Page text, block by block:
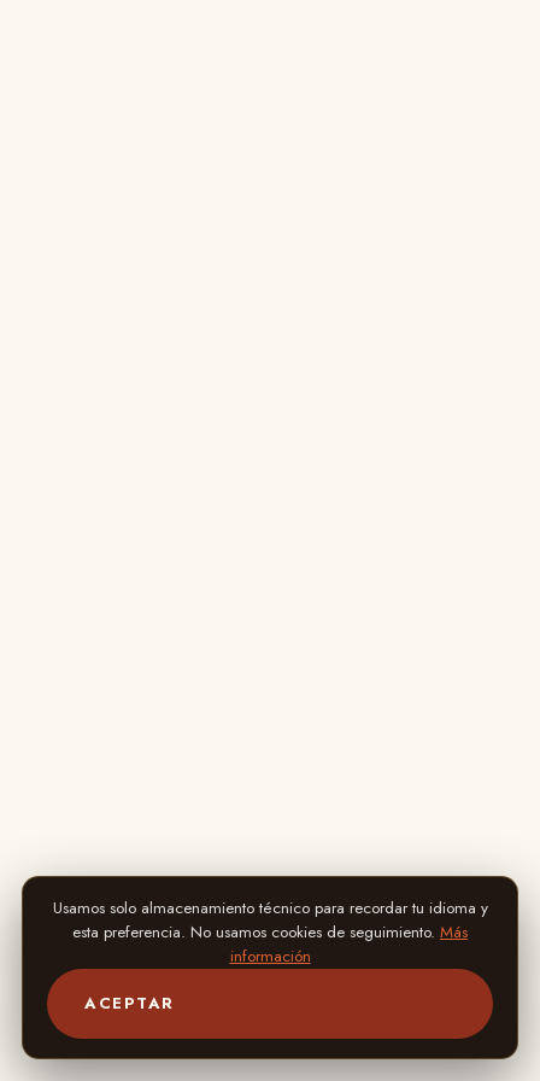
Usamos solo almacenamiento técnico para recordar tu idioma y
esta preferencia. No usamos cookies de seguimiento. Más
información
ACEPTAR